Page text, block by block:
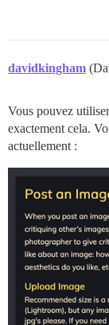
davidkingham
Vous pouvez
exactement cela.
actuellement :